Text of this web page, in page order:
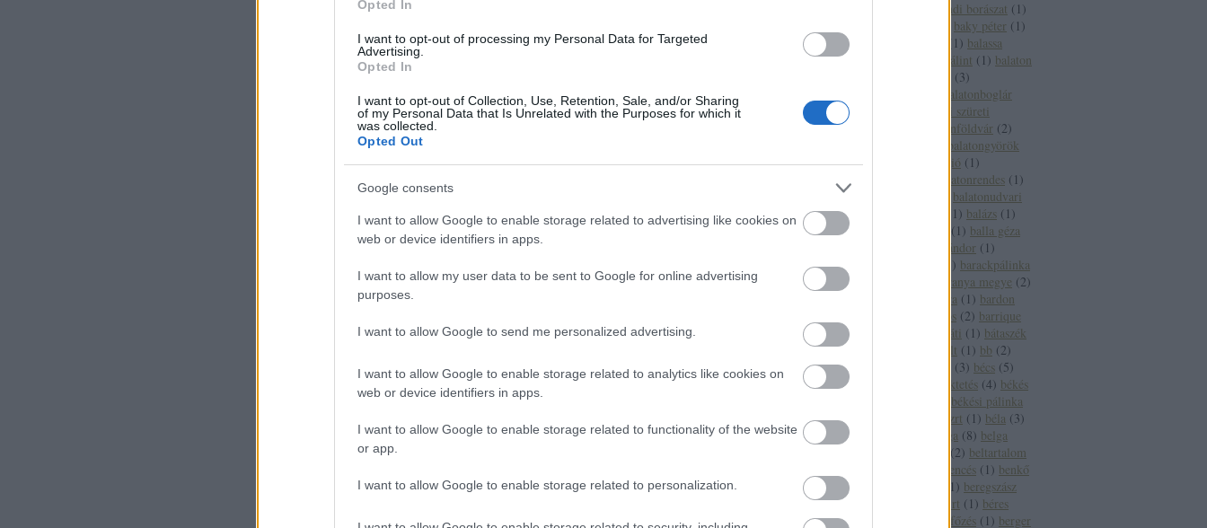
Opted In
I want to opt-out of processing my Personal Data for Targeted
Advertising.
Opted In
I want to opt-out of Collection, Use, Retention, Sale, and/or Sharing
of my Personal Data that Is Unrelated with the Purposes for which it
was collected.
Opted Out
Google consents
I want to allow Google to enable storage related to advertising like cookies on
web or device identifiers in apps.
I want to allow my user data to be sent to Google for online advertising
purposes.
I want to allow Google to send me personalized advertising.
I want to allow Google to enable storage related to analytics like cookies on
web or device identifiers in apps.
I want to allow Google to enable storage related to functionality of the website
or app.
I want to allow Google to enable storage related to personalization.
bakondi borászat ( 1 )
baky péter ( 1 )
1 ) balassa
balassi bálint ( 1 ) balaton
(3)
balatonboglár
balatonboglári szüreti
balatonföldvár (2)
balatongyörök
(4 balatoni borrégió ( 1 )
balatonrendes ( 1 )
balatonudvari
1 ) balázs ( 1 )
( 1 ) balla géza
balogh szabó sándor ( 1 )
) barackpálinka
baranya megye (2)
baranya megye bora ( 1 ) bardon
bárdos (2) barrique
bátaapáti ( 1 ) bátaszék
bazalt ( 1 ) bb (2)
(3) bécs (5)
befektetés (4) békés
békési pálinka
békési pálinka zrt ( 1 ) béla (3)
belga (8) belga
(2) beltartalom
bencés ( 1 ) benkő
1 ) beregszász
béres rt ( 1 ) béres
bérfőzés ( 1 ) berger